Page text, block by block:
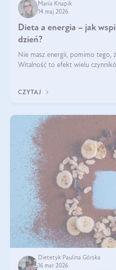
Maria Knapik
14 maj 2026
Dieta a energia – jak
dzień?
Nie masz energii, pomimo tego,
Witalność to efekt wielu
CZYTAJ
Dietetyk Paulina Górska
16 mar 2026